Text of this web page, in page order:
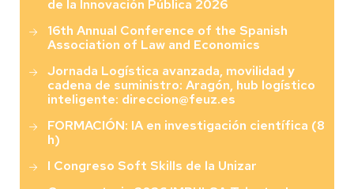
de la Innovación Pública 2026
16th Annual Conference of the Spanish
Association of Law and Economics
Jornada Logística avanzada, movilidad y
cadena de suministro: Aragón, hub logístico
inteligente: direccion@feuz.es
FORMACIÓN: IA en investigación científica (8
h)
I Congreso Soft Skills de la Unizar